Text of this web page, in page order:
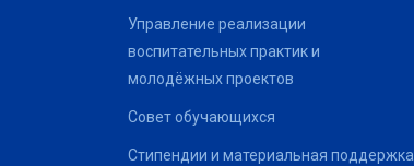
Управление реализации
воспитательных практик и
молодёжных проектов
Совет обучающихся
Стипендии и материальная поддержка